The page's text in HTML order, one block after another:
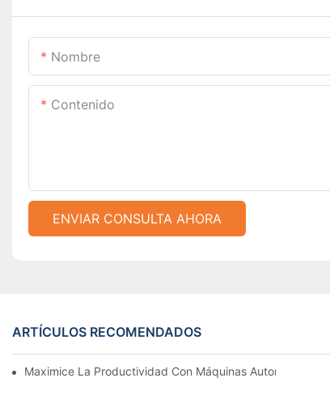
Nombre
Contenido
ENVIAR CONSULTA AHORA
ARTÍCULOS RECOMENDADOS
Maximice La Productividad Con Máquinas Automáticas